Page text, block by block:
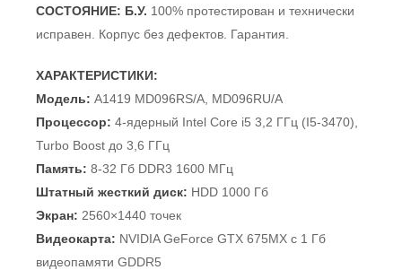
СОСТОЯНИЕ: Б.У. 100% протестирован и технически
исправен. Корпус без дефектов. Гарантия.
ХАРАКТЕРИСТИКИ:
Модель: A1419 MD096RS/A, MD096RU/A
Процессор: 4-ядерный Intel Core i5 3,2 ГГц (I5-3470),
Turbo Boost до 3,6 ГГц
Память: 8-32 Гб DDR3 1600 МГц
Штатный жесткий диск: HDD 1000 Гб
Экран: 2560×1440 точек
Видеокарта: NVIDIA GeForce GTX 675MX с 1 Гб
видеопамяти GDDR5